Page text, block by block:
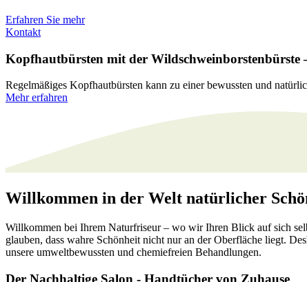
Erfahren Sie mehr
Kontakt
Kopfhautbürsten mit der Wildschweinborstenbürste
Regelmäßiges Kopfhautbürsten kann zu einer bewussten und
Mehr erfahren
Willkommen in der Welt natürlicher
Willkommen bei Ihrem Naturfriseur – wo wir Ihren Blick auf sich
glauben, dass wahre Schönheit nicht nur an der Oberfläche liegt.
unsere umweltbewussten und chemiefreien Behandlungen.
Der Nachhaltige Salon - Handtücher von Zuhause